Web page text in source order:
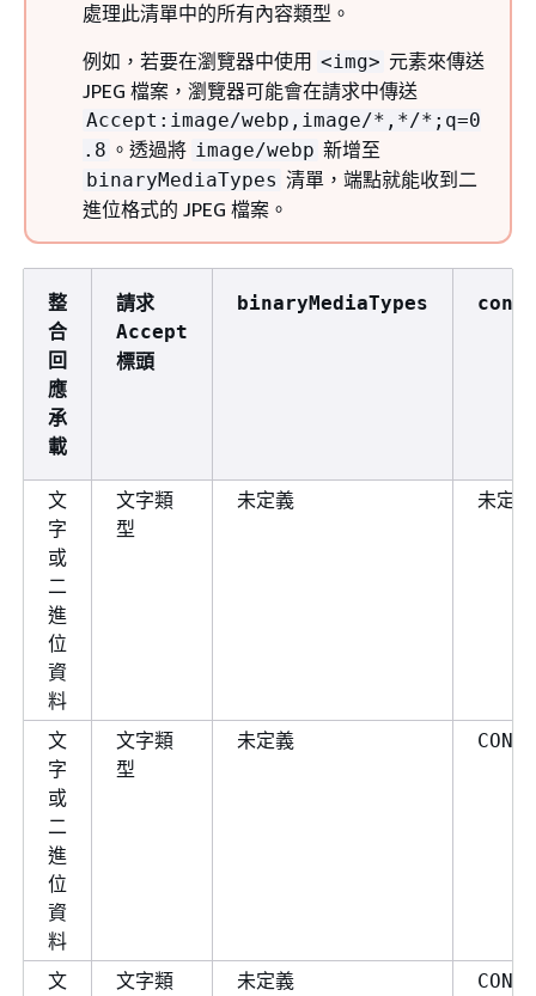
處理此清單中的所有內容類型。
例如，若要在瀏覽器中使用 <img> 元素來傳送
JPEG 檔案，瀏覽器可能會在請求中傳送
Accept:image/webp,image/*,*/*;q=0
.8 。透過將 image/webp 新增至
binaryMediaTypes 清單，端點就能收到二
進位格式的 JPEG 檔案。
整
合
回
應
承
載
請求
Accept
標頭
binaryMediaTypes
文
字
或
二
進
位
資
料
文字類
型
未定義 未定義
文
字
或
二
進
位
資
料
文字類
型
未定義
文
文字類
未定義